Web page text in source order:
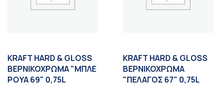
KRAFT HARD & GLOSS
ΒΕΡΝΙΚΟΧΡΩΜΑ "ΜΠΛΕ
ΡΟΥΑ 69" 0,75L
KRAFT HARD & GLOSS
ΒΕΡΝΙΚΟΧΡΩΜΑ
"ΠΕΛΑΓΟΣ 67" 0,75L